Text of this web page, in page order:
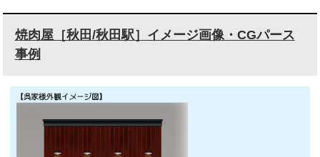
焼肉屋［秋田/秋田駅］イメージ画像・CGパース
事例